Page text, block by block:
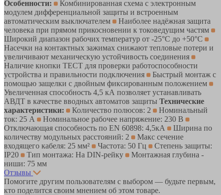
Особенности:
Комбинированная схема с электронным
модулем дифференциальной защиты и встроенным
автоматическим выключателем
Наиболее надёжная защита
человека при прямом прикосновении к токоведущим частям
Широкий диапазон рабочих температур от -25°С до +50°С
Насечки на контактных зажимах снижают тепловые потери и
увеличивают механическую устойчивость соединения
Наличие кнопки ТЕСТ для проверки работоспособности
устройства и правильности подключения
Быстрый монтаж с
помощью защелки с двойным фиксированным положением
Увеличенная способность 4,5 кА позволяет устанавливать
АВДТ в качестве вводных автоматов защиты Технические
характеристики:
Количество полюсов: 2
Номинальный
ток: 25 А
Номинальное рабочее напряжение: 230 В
Отключающая способность по EN 60898: 4,5кА
Ширина по
количеству модульных расстояний: 2
Макс сечение
входящего кабеля: 25 мм²
Частота: 50 Гц
Степень защиты:
IP20
Тип монтажа: На DIN-рейку
Монтажная глубина -
ниши: 75 мм
Отзывы
Помогите другим пользователям с выбором — будьте первым,
кто поделится своим мнением об этом товаре.